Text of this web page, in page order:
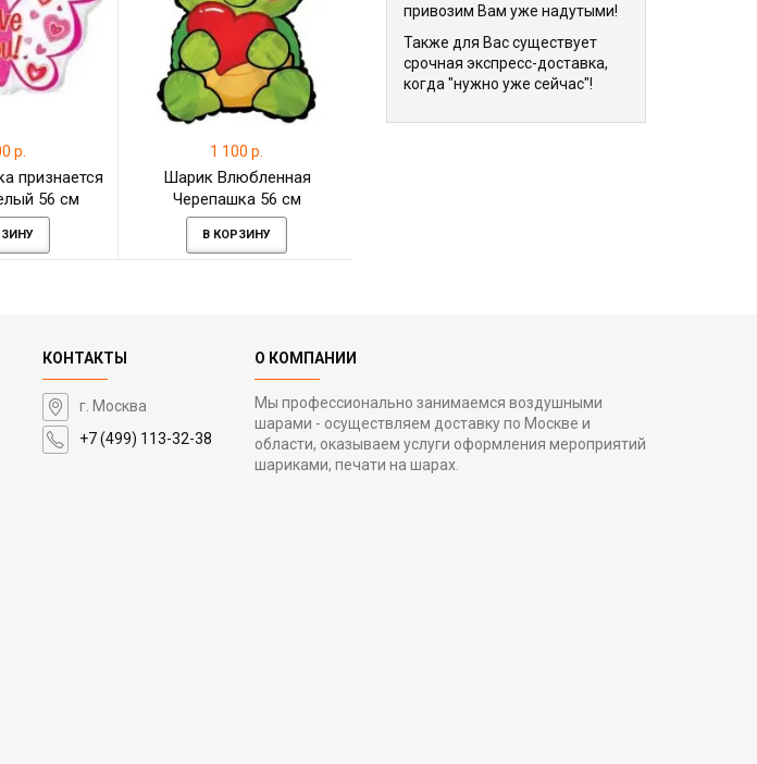
р.
признается
56 см
1 100 р.
Шарик Влюбленная
Черепашка 56 см
В КОРЗИНУ
привозим Вам уже надутыми!
Также для Вас существует
срочная экспресс-доставка,
когда "нужно уже сейчас"!
КОНТАКТЫ
г. Москва
+7 (499) 113-32-38
О КОМПАНИИ
Мы профессионально занимаемся воздушными
шарами - осуществляем доставку по Москве и
области, оказываем услуги оформления мероприятий
шариками, печати на шарах.